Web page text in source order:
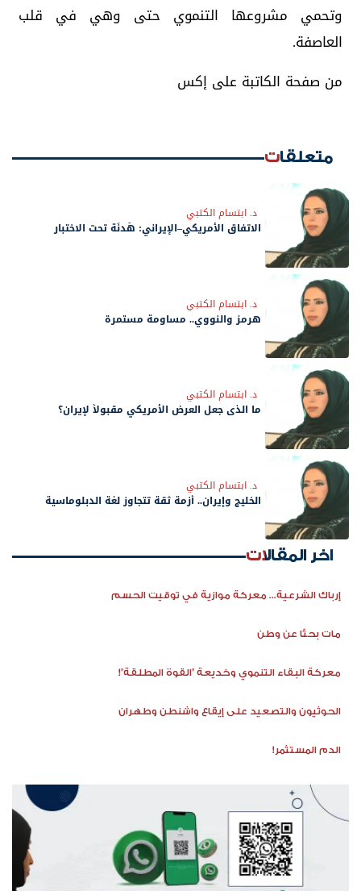
وتحمي مشروعها التنموي حتى وهي في قلب
العاصفة.
من صفحة الكاتبة على إكس
متعلقات
د. ابتسام الكتبي
الاتفاق الأمريكي–الإيراني: هُدنَة تحت الاختبار
د. ابتسام الكتبي
هرمز والنووي.. مساومة مستمرة
د. ابتسام الكتبي
ما الذى جعل العرض الأمريكي مقبولاً لإيران؟
د. ابتسام الكتبي
الخليج وإيران.. أزمة ثقة تتجاوز لغة الدبلوماسية
اخر المقالات
إرباك الشرعية... معركة موازية في توقيت الحسم
مات بحثًا عن وطن
معركة البقاء التنموي وخديعة "القوة المطلقة"!
الحوثيون والتصعيد على إيقاع واشنطن وطهران
الدم المستثمر!